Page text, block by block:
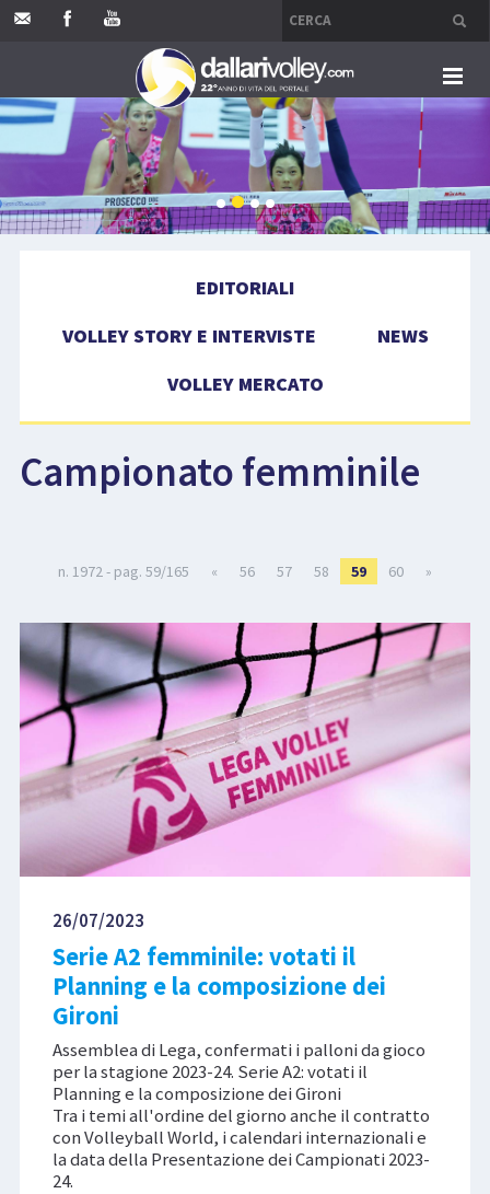
HOME
EDITORIALI
VOLLEY MERCATO
COMPETIZIONI
EVENTI
EDITORIALI
VOLLEY STORY E INTERVISTE
NEWS
VOLLEY MERCATO
Campionato femminile
n. 1972 - pag. 59/165 « 56 57 58 59 60 »
26/07/2023
Serie A2 femminile: votati il
Planning e la composizione dei
Gironi
Assemblea di Lega, confermati i palloni da gioco
per la stagione 2023-24. Serie A2: votati il
Planning e la composizione dei Gironi
Tra i temi all'ordine del giorno anche il contratto
con Volleyball World, i calendari internazionali e
la data della Presentazione dei Campionati 2023-
24.